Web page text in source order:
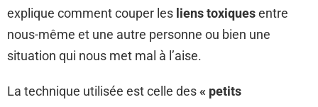
explique comment couper les liens toxiquesentre
nous-même et une autre personne ou bien une
situation qui nous met mal à l’aise.
La technique utilisée est celle des« petits